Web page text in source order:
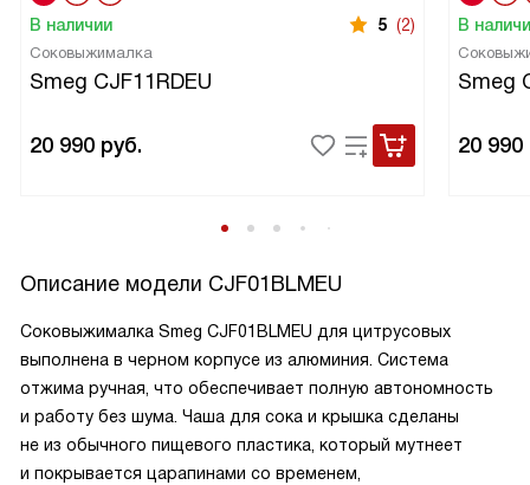
В наличии 5 (2)
Соковыжималка
Smeg CJF11RDEU
20 990 руб.
В
Smeg
20 990
Описание модели CJF01BLMEU
Соковыжималка Smeg CJF01BLMEU для цитрусовых
выполнена в черном корпусе из алюминия. Система
отжима ручная, что обеспечивает полную автономность
и работу без шума. Чаша для сока и крышка сделаны
не из обычного пищевого пластика, который мутнеет
и покрывается царапинами со временем,